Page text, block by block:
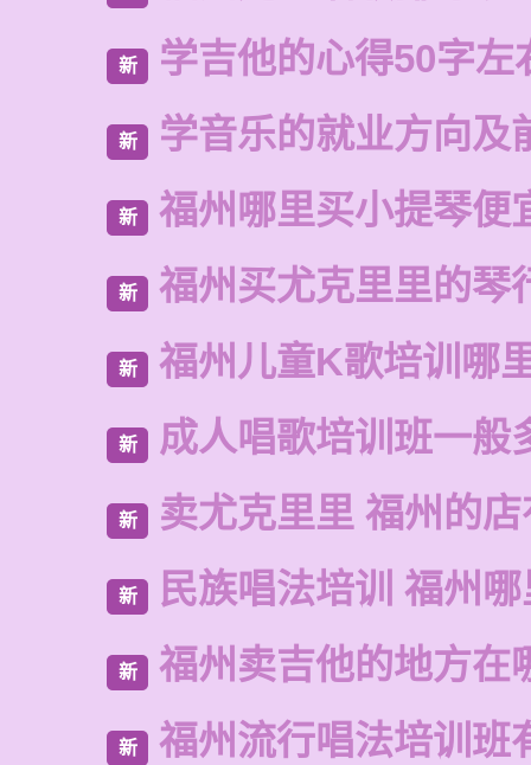
新 学吉他的心得50字左
新 学音乐的就业方向及
新 福州哪里买小提琴便
新 福州买尤克里里的琴
新 福州儿童K歌培训哪
新 成人唱歌培训班一般
新 卖尤克里里 福州的
新 民族唱法培训 福州
新 福州卖吉他的地方在
新 福州流行唱法培训班